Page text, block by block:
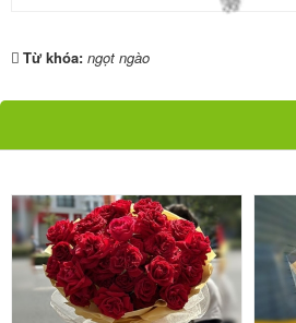
Từ khóa: ngọt ngào